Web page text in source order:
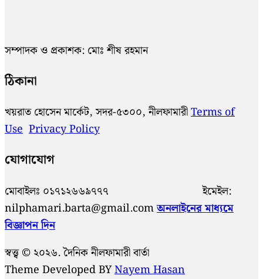
সম্পাদক ও প্রকাশক: মোঃ শীষ রহমান
ঠিকানা
খয়রাত হোসেন মার্কেট, সদর-৫৩০০, নীলফামারীTerms of
Use Privacy Policy
যোগাযোগ
মোবাইলঃ ০১৭১২৬৬৯৭৭৭ ইমেইল:
nilphamari.barta@gmail.comঅনলাইনের মাধ্যমে
বিজ্ঞাপন দিন
স্বত্ত্ব © ২০২৬. দৈনিক নীলফামারী বার্তা
Theme Developed BYNayem Hasan